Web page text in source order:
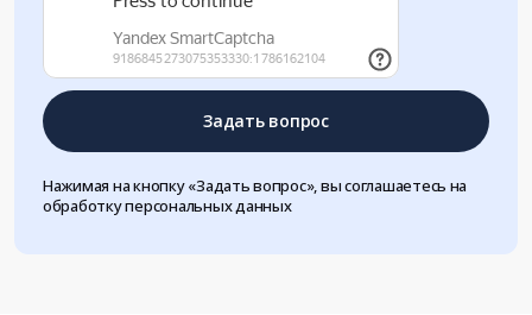
Задать вопрос
Нажимая на кнопку «Задать вопрос», вы соглашаетесь на
обработку персональных данных